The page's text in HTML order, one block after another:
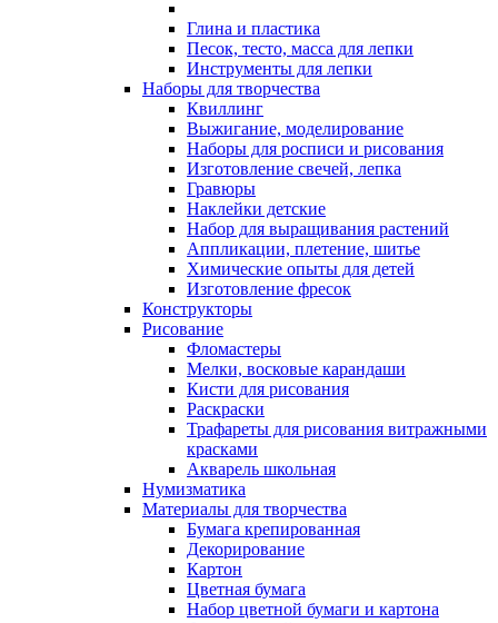
Глина и пластика
Песок, тесто, масса для лепки
Инструменты для лепки
Наборы для творчества
Квиллинг
Выжигание, моделирование
Наборы для росписи и рисования
Изготовление свечей, лепка
Гравюры
Наклейки детские
Набор для выращивания растений
Аппликации, плетение, шитье
Химические опыты для детей
Изготовление фресок
Конструкторы
Рисование
Фломастеры
Мелки, восковые карандаши
Кисти для рисования
Раскраски
Трафареты для рисования витражными
красками
Акварель школьная
Нумизматика
Материалы для творчества
Бумага крепированная
Декорирование
Картон
Цветная бумага
Набор цветной бумаги и картона